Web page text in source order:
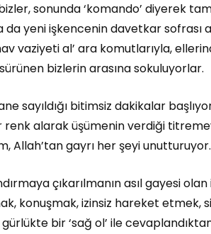
sonunda ‘komando’ diyerek
yeni işkencenin davetkar sofrası
vaziyeti al’ ara komutlarıyla,
bizlerin arasına sokuluyorlar.
sayıldığı bitimsiz dakikalar
renk alarak üşümenin verdiği
Allah’tan gayrı her şeyi unutturuyor.
çıkarılmanın asıl gayesi
konuşmak, izinsiz hareket etmek,
bir ‘sağ ol’ ile